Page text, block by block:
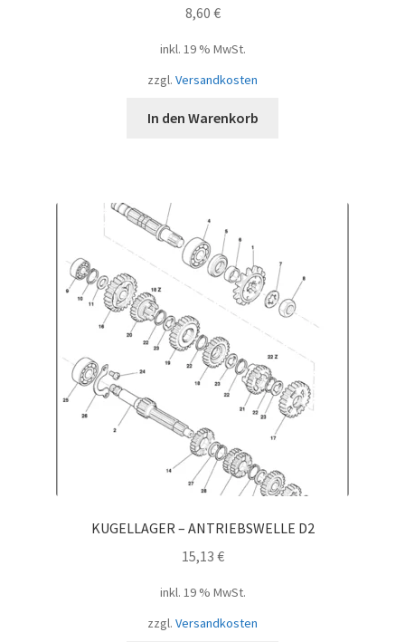
8,60 €
inkl. 19 % MwSt.
zzgl. Versandkosten
In den Warenkorb
KUGELLAGER – ANTRIEBSWELLE D2
15,13 €
inkl. 19 % MwSt.
zzgl. Versandkosten